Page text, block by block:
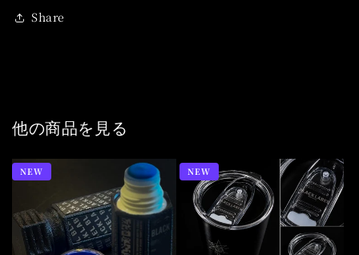
Share
他の商品を見る
NEW NEW